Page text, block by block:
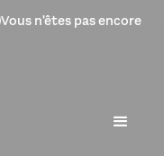
Vous n'êtes pas encore